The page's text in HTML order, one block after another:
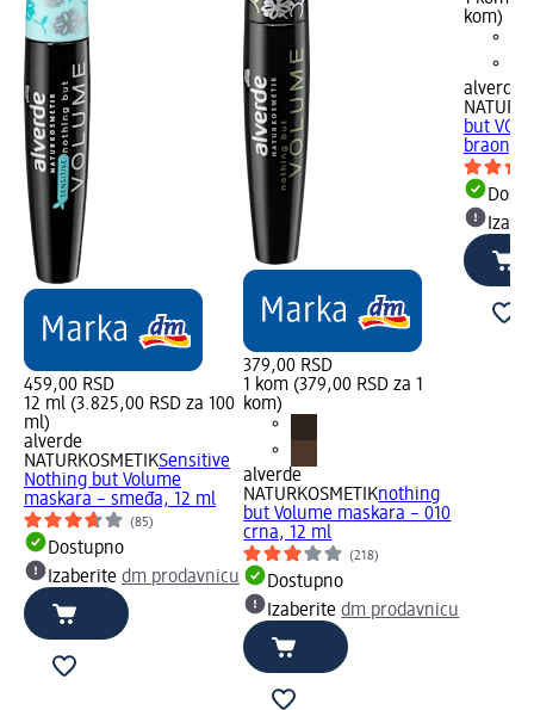
459,00 RSD
12 ml (3.825,00 RSD za 100
ml)
alverde
NATURKOSMETIKSensitive
Nothing but Volume
maskara – smeđa, 12 ml
(85)
Dostupno
Izaberite dm prodavnicu
379,00 RSD
1 kom (379,00 RSD za 1
kom)
alverde
NATURKOSMETIKnothing
but Volume maskara – 010
crna, 12 ml
(218)
Dostupno
Izaberitedm prodavnicu
kom)
alverde
but
braon,